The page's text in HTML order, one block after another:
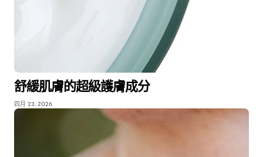
舒緩肌膚的超級護膚成分
四月 23, 2026